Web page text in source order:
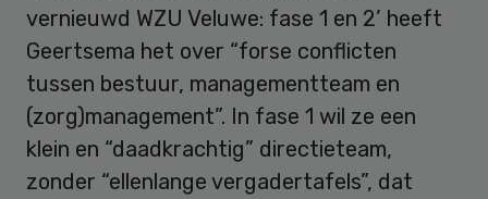
vernieuwd WZU Veluwe: fase 1 en 2’ heeft
Geertsema het over “forse conflicten
tussen bestuur, managementteam en
(zorg)management”. In fase 1 wil ze een
klein en “daadkrachtig” directieteam,
zonder “ellenlange vergadertafels”, dat